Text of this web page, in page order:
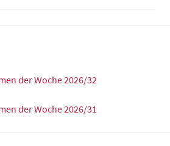
der Woche 2026/32
der Woche 2026/31